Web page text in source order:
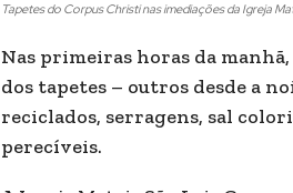
Tapetes do Corpus Christi nas imediações da Igreja
Nas primeiras horas da
dos tapetes – outros desde a
reciclados, serragens, sal
perecíveis.